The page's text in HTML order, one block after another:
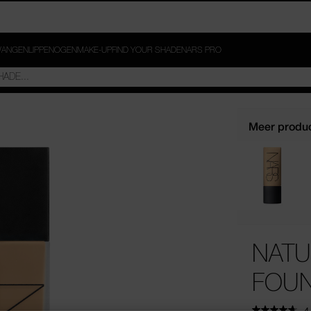
LIPPENOGENMAKE-UPFIND YOUR SHADENARS PRO
Meer